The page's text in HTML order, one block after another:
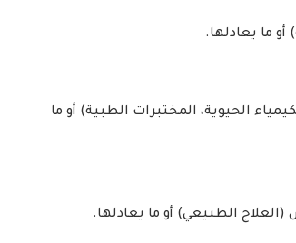
ما يعادلها.
الحيوية، المختبرات الطبية) أو ما
الطبيعي) أو ما يعادلها.